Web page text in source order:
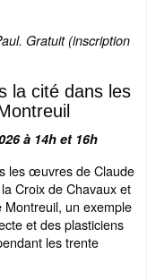
Gratuit (inscription
la cité dans les
à 14h et 16h
les œuvres de Claude
Croix de Chavaux et
un exemple
et des plasticiens
les trente